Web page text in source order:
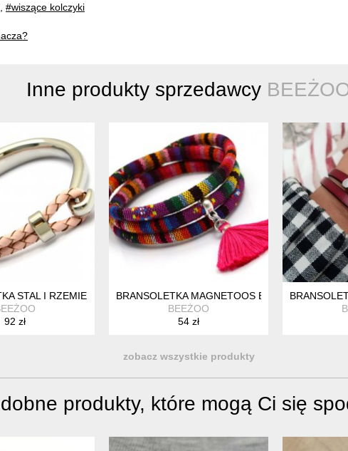
#wiszące kolczyki
Inne produkty sprzedawcy
STAL I RZEMIEŃ SKÓRZANY HOOK POUDRE
92 zł
BRANSOLETKA MAGNETOOS BOHO
BEEŻOO
54 zł
zobacz wszystkie produkty
produkty, które mogą Ci się